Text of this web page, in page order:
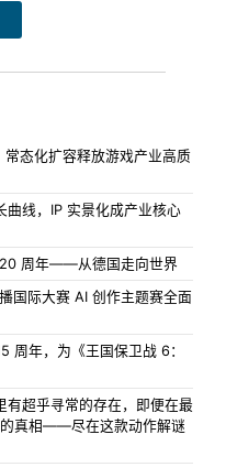
态化扩容释放游戏产业高质
曲线，IP 实景化成产业核心
周年——从德国走向世界
国际大赛 AI 创作主题赛全面
周年，为《王国保卫战 6：
有超乎寻常的存在，即便在最
真相——尽在这款动作解谜